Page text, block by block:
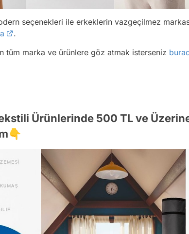
seçenekleri ile erkeklerin vazgeçilmez
.
tüm marka ve ürünlere göz atmak isterseniz
Ürünlerinde 500 TL ve